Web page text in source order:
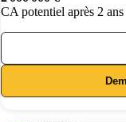
CA potentiel après 2 ans